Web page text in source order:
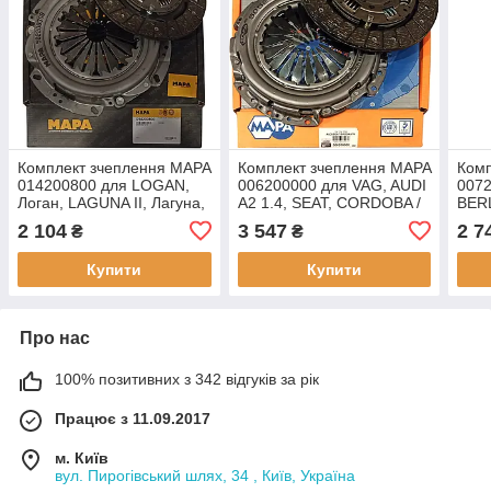
Комплект зчеплення MAPA
014200800 для LOGAN,
Логан, LAGUNA II, Лагуна,
K7M7
2 104 ₴
Купити
Комплект зчеплення MAPA
006200000 для VAG, AUDI
A2 1.4, SEAT, CORDOBA /
IBIZA 1.4 16V, ROOMSTER
1.4, YETI 2.0 TDI, SKODA
FABIA 1.4
3 547₴
Купити
SX,
1.8 i,
2
Про нас
100% позитивних з 342 відгуків за рік
Працює з 11.09.2017
м. Київ
вул. Пирогівський шлях, 34 , Київ, Україна